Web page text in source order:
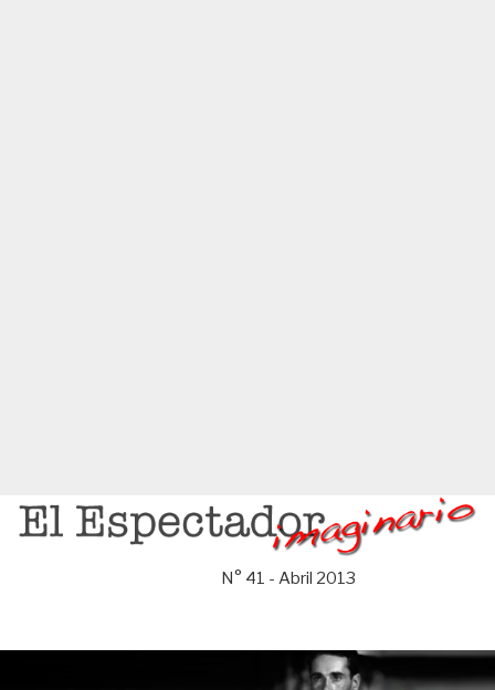
Saltar
N° 41 - Abril 2013